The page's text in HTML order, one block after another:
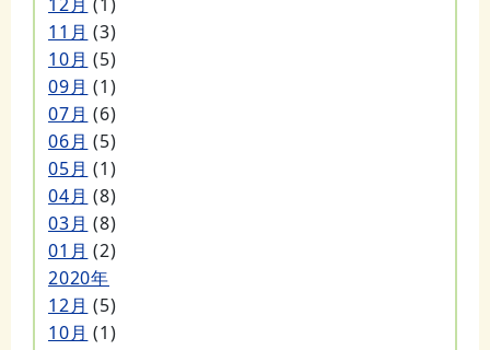
12月 (1)
11月 (3)
10月 (5)
09月 (1)
07月 (6)
06月 (5)
05月 (1)
04月 (8)
03月 (8)
01月 (2)
2020年
12月 (5)
10月 (1)